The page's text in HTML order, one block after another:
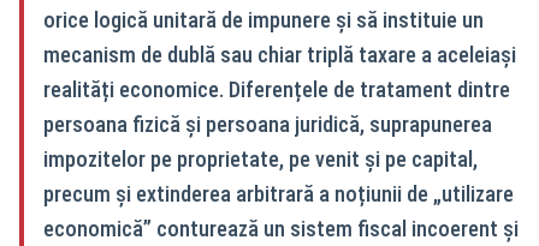
orice logică unitară de impunere și să instituie un
mecanism de dublă sau chiar triplă taxare a aceleiași
realități economice. Diferențele de tratament dintre
persoana fizică și persoana juridică, suprapunerea
impozitelor pe proprietate, pe venit și pe capital,
precum și extinderea arbitrară a noțiunii de „utilizare
economică” conturează un sistem fiscal incoerent și